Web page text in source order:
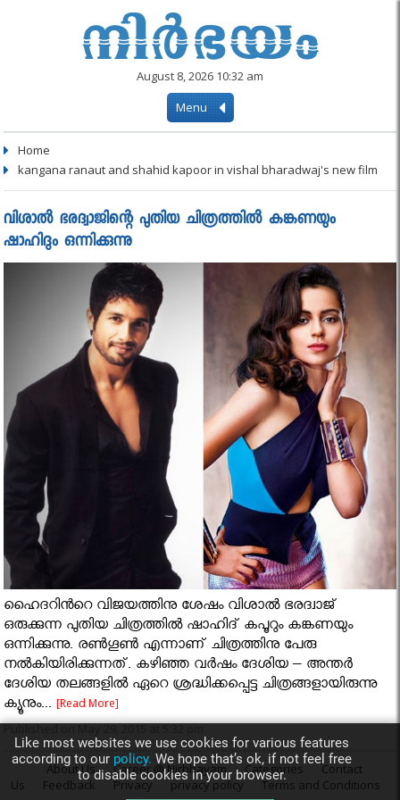
August 8, 2026 10:32 am
Menu
Home
kangana ranaut and shahid kapoor in vishal bharadwaj's new film
വിശാൽ ഭരദ്വാജിന്റെ പുതിയ ചിത്രത്തിൽ കങ്കണയും
ഷാഹിദും ഒന്നിക്കുന്നു
ഹൈദറിന്‍റെ വിജയത്തിനു ശേഷം വിശാൽ ഭരദ്വാജ്
ഒരുക്കുന്ന പുതിയ ചിത്രത്തിൽ ഷാഹിദ് കപൂറും കങ്കണയും
ഒന്നിക്കുന്നു. രൺഗൂൺ എന്നാണ് ചിത്രത്തിനു പേരു
നൽകിയിരിക്കുന്നത്. കഴിഞ്ഞ വർഷം ദേശിയ – അന്തർ
ദേശിയ തലങ്ങളിൽ ഏറെ ശ്രദ്ധിക്കപ്പെട്ട ചിത്രങ്ങളായിരുന്നു
ക്യൂനും...[Read More]
Published on May 29, 2015 at 5:32 pm
About Us Career @ Nirbhayam Categories
Contact
Us
Feedback Privacy privacy policy
Terms and Conditions
Like most websites we use cookies for various features
according to our policy. We hope that’s ok, if not feel free
to disable cookies in your browser.